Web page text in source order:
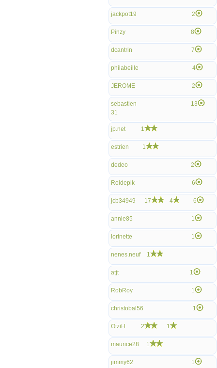
jackpot19 2
Pinzy 8
dcantrin 7
philabeille 4
JEROME 2
sebastien
31
13
jp.net 1
estrien 1
dedeo 2
Roidepik 6
jcb34949 17 4 6
annie85 1
lorinette 1
nenes.neuf 1
atjt 1
RobRoy 1
christobal56 1
OtziH 2 1
maurice28 1
jimmy62 1